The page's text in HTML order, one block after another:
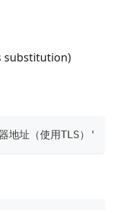
substitution)
址（使用TLS）'